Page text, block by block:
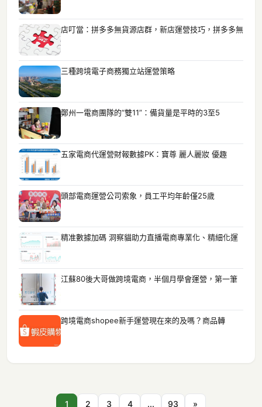
店叮當：拼多多無貨源店群，新店運營技巧，拼多多無
三種跨境電子商務獨立站運營策略
鄭州一電商團隊的“雙11”：備貨量是平時的3至5
五家電商代運營財報數據PK：寶尊 麗人麗妝 優趣
頭部電商運營公司索象，員工平均年齡僅25歲
精准數據加碼 洞察貓助力直播電商專業化、精細化運
江蘇80後大哥做跨境電商，半個月學會運營，第一筆
跨境電商shopee新手運營現在來的及嗎？商品轉
1 2 3 4 ... 93 »